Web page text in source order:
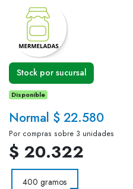
Stock por sucursal
Disponible
Normal $ 22.580
Por compras sobre 3 unidades
$ 20.322
400 gramos